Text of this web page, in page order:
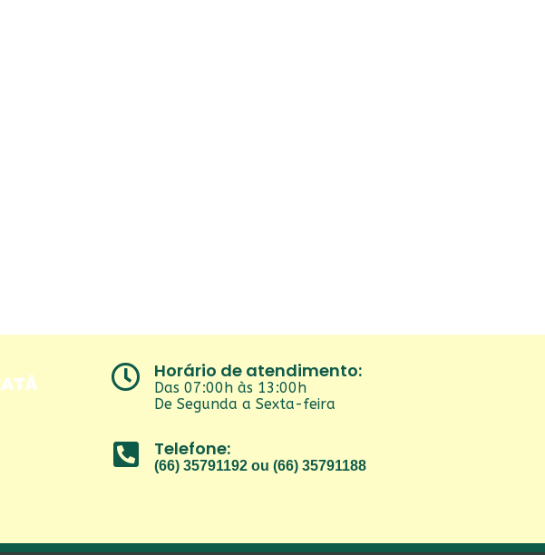
Horário de atendimento:
Das 07:00h às 13:00h
De Segunda a Sexta-feira
Telefone:
(66) 35791192 ou (66) 35791188